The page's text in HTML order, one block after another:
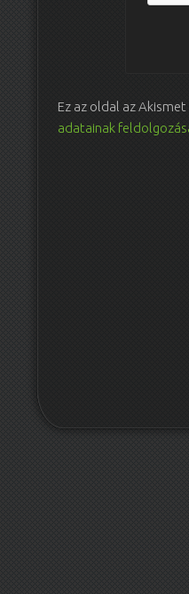
Ez az oldal az
adatainak